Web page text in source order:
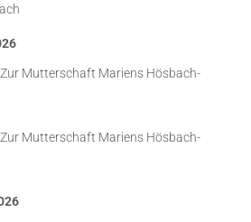
Mutterschaft Mariens Hösbach-
Mutterschaft Mariens Hösbach-